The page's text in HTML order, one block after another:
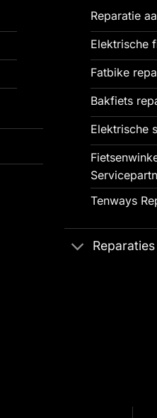
Reparatie
Elektrische
Fatbike
Bakfiets
Elektrische
Tenways